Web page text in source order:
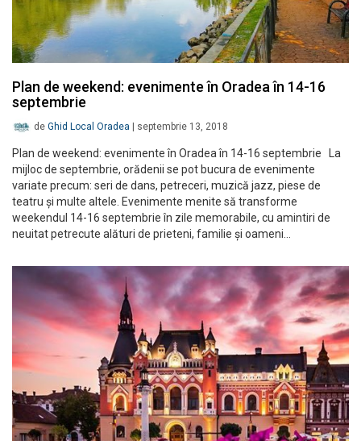
Plan de weekend: evenimente în Oradea în 14-16
septembrie
de Ghid Local Oradea septembrie 13, 2018
Plan de weekend: evenimente în Oradea în 14-16 septembrie La
mijloc de septembrie, orădenii se pot bucura de evenimente
variate precum: seri de dans, petreceri, muzică jazz, piese de
teatru și multe altele. Evenimente menite să transforme
weekendul 14-16 septembrie în zile memorabile, cu amintiri de
neuitat petrecute alături de prieteni, familie și oameni…